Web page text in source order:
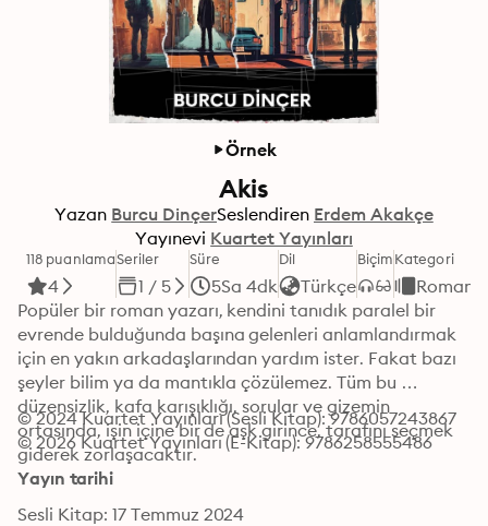
Örnek
Akis
Yazan Burcu DinçerSeslendiren Erdem Akakçe
Yayınevi Kuartet Yayınları
118 puanlama
4
Seriler
1 / 5
Süre
5Sa 4dk
Dil
Türkçe
BiçimKategori
Roman
Popüler bir roman yazarı, kendini tanıdık paralel bir
evrende bulduğunda başına gelenleri anlamlandırmak
için en yakın arkadaşlarından yardım ister. Fakat bazı
şeyler bilim ya da mantıkla çözülemez. Tüm bu
düzensizlik, kafa karışıklığı, sorular ve gizemin
ortasında, işin içine bir de aşk girince, tarafını seçmek
giderek zorlaşacaktır.
© 2024 Kuartet Yayınları (Sesli Kitap): 9786057243867
© 2026 Kuartet Yayınları (E-Kitap): 9786258555486
Yayın tarihi
Sesli Kitap: 17 Temmuz 2024